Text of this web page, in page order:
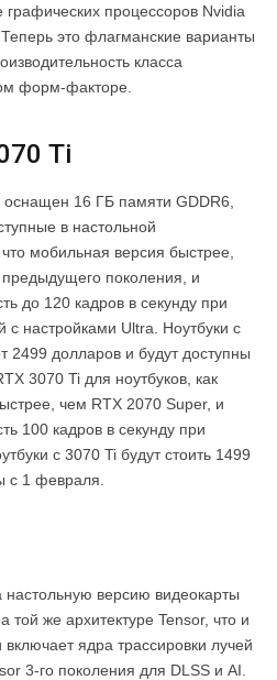
процессоров Nvidia
это флагманские варианты
класса
форм-факторе.
Ti
оснащен 16 ГБ памяти GDDR6,
в настольной
мобильная версия быстрее,
поколения, и
до 120 кадров в секунду при
с настройками Ultra. Ноутбуки с
2499 долларов и будут доступны
3070 Ti для ноутбуков, как
чем RTX 2070 Super, и
100 кадров в секунду при
с 3070 Ti будут стоить 1499
с 1 февраля.
настольную версию видеокарты
же архитектуре Tensor, что и
ядра трассировки лучей
3-го поколения для DLSS и AI.